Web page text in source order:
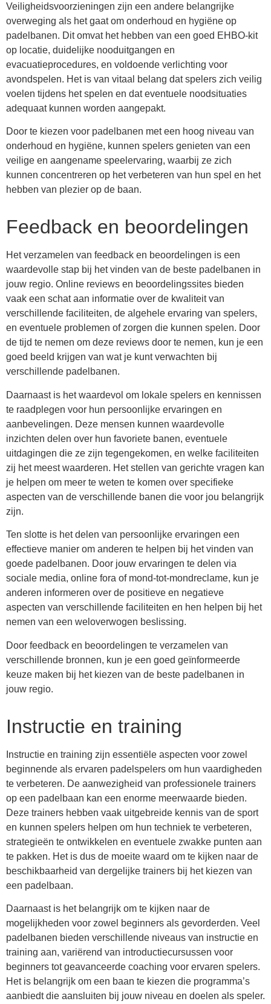
Veiligheidsvoorzieningen zijn een andere belangrijke
overweging als het gaat om onderhoud en hygiëne op
padelbanen. Dit omvat het hebben van een goed EHBO-kit
op locatie, duidelijke nooduitgangen en
evacuatieprocedures, en voldoende verlichting voor
avondspelen. Het is van vitaal belang dat spelers zich veilig
voelen tijdens het spelen en dat eventuele noodsituaties
adequaat kunnen worden aangepakt.
Door te kiezen voor padelbanen met een hoog niveau van
onderhoud en hygiëne, kunnen spelers genieten van een
veilige en aangename speelervaring, waarbij ze zich
kunnen concentreren op het verbeteren van hun spel en het
hebben van plezier op de baan.
Feedback en beoordelingen
Het verzamelen van feedback en beoordelingen is een
waardevolle stap bij het vinden van de beste padelbanen in
jouw regio. Online reviews en beoordelingssites bieden
vaak een schat aan informatie over de kwaliteit van
verschillende faciliteiten, de algehele ervaring van spelers,
en eventuele problemen of zorgen die kunnen spelen. Door
de tijd te nemen om deze reviews door te nemen, kun je een
goed beeld krijgen van wat je kunt verwachten bij
verschillende padelbanen.
Daarnaast is het waardevol om lokale spelers en kennissen
te raadplegen voor hun persoonlijke ervaringen en
aanbevelingen. Deze mensen kunnen waardevolle
inzichten delen over hun favoriete banen, eventuele
uitdagingen die ze zijn tegengekomen, en welke faciliteiten
zij het meest waarderen. Het stellen van gerichte vragen kan
je helpen om meer te weten te komen over specifieke
aspecten van de verschillende banen die voor jou belangrijk
zijn.
Ten slotte is het delen van persoonlijke ervaringen een
effectieve manier om anderen te helpen bij het vinden van
goede padelbanen. Door jouw ervaringen te delen via
sociale media, online fora of mond-tot-mondreclame, kun je
anderen informeren over de positieve en negatieve
aspecten van verschillende faciliteiten en hen helpen bij het
nemen van een weloverwogen beslissing.
Door feedback en beoordelingen te verzamelen van
verschillende bronnen, kun je een goed geïnformeerde
keuze maken bij het kiezen van de beste padelbanen in
jouw regio.
Instructie en training
Instructie en training zijn essentiële aspecten voor zowel
beginnende als ervaren padelspelers om hun vaardigheden
te verbeteren. De aanwezigheid van professionele trainers
op een padelbaan kan een enorme meerwaarde bieden.
Deze trainers hebben vaak uitgebreide kennis van de sport
en kunnen spelers helpen om hun techniek te verbeteren,
strategieën te ontwikkelen en eventuele zwakke punten aan
te pakken. Het is dus de moeite waard om te kijken naar de
beschikbaarheid van dergelijke trainers bij het kiezen van
een padelbaan.
Daarnaast is het belangrijk om te kijken naar de
mogelijkheden voor zowel beginners als gevorderden. Veel
padelbanen bieden verschillende niveaus van instructie en
training aan, variërend van introductiecursussen voor
beginners tot geavanceerde coaching voor ervaren spelers.
Het is belangrijk om een baan te kiezen die programma’s
aanbiedt die aansluiten bij jouw niveau en doelen als speler.